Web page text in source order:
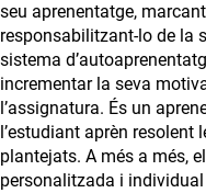
seu aprenentatge,
responsabilitzant-lo de la
sistema
incrementar la seva
l’assignatura. És un
l’estudiant aprèn resolent
plantejats. A més a més,
personalitzada i individual